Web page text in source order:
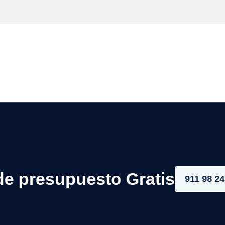
presupuesto Gratis 911 98